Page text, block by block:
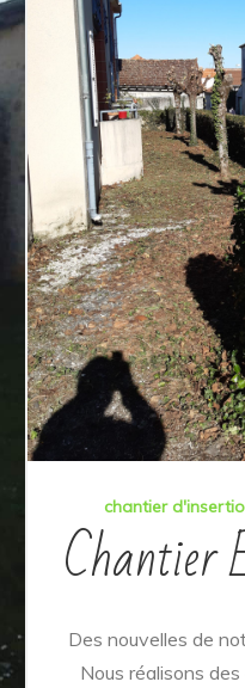
chantier
Chantier
Des nouvelles de
Nous réalisons